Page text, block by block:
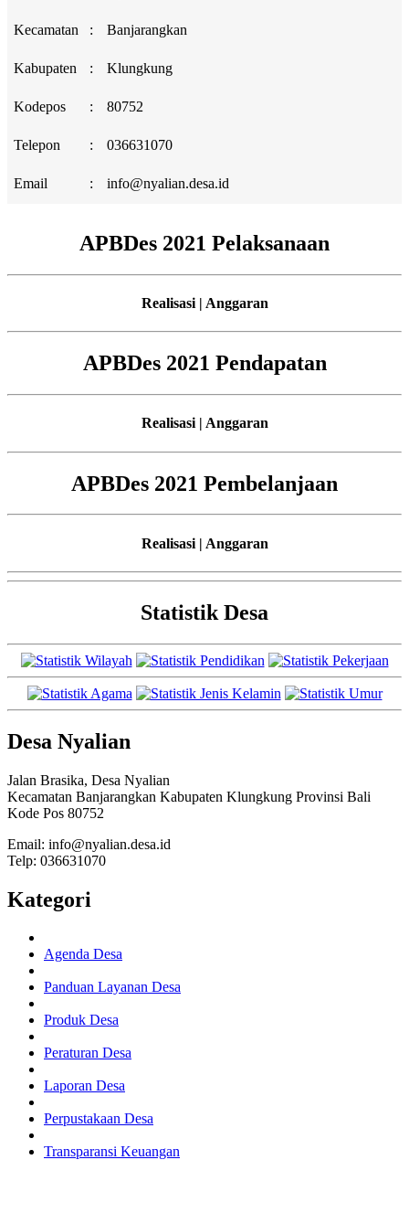
Kecamatan : Banjarangkan
Kabupaten : Klungkung
Kodepos : 80752
Telepon : 036631070
Email : info@nyalian.desa.id
APBDes 2021 Pelaksanaan
Realisasi | Anggaran
APBDes 2021 Pendapatan
Realisasi | Anggaran
APBDes 2021 Pembelanjaan
Realisasi | Anggaran
Statistik Desa
Desa Nyalian
Jalan Brasika, Desa Nyalian
Kecamatan Banjarangkan Kabupaten Klungkung Provinsi Bali
Kode Pos 80752
Email: info@nyalian.desa.id
Telp: 036631070
Kategori
Agenda Desa
Panduan Layanan Desa
Produk Desa
Peraturan Desa
Laporan Desa
Perpustakaan Desa
Transparansi Keuangan